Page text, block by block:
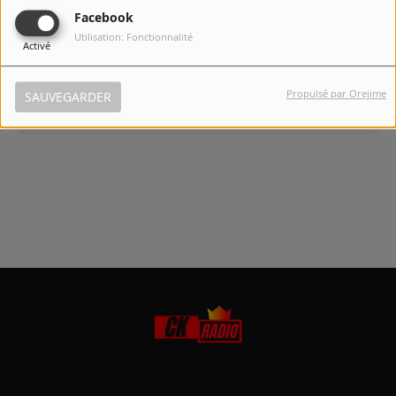
Facebook
Activé
Utilisation: Fonctionnalité
SAUVEGARDER Propulsé par Orejime
Connectez-vous pour commenter cet article